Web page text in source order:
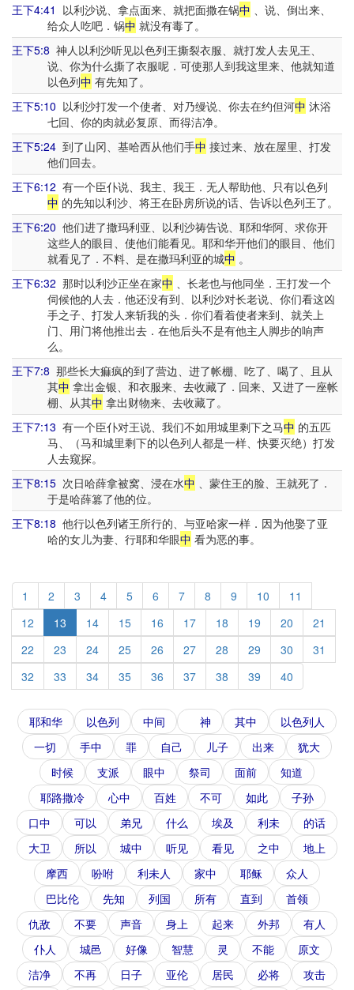
王下4:41 以利沙说、拿点面来、就把面撒在锅中 、说、倒出来、
给众人吃吧．锅中 就没有毒了。
王下5:8 神人以利沙听见以色列王撕裂衣服、就打发人去见王、
说、你为什么撕了衣服呢．可使那人到我这里来、他就知道
以色列中 有先知了。
王下5:10 以利沙打发一个使者、对乃缦说、你去在约但河中 沐浴
七回、你的肉就必复原、而得洁净。
王下5:24 到了山冈、基哈西从他们手中 接过来、放在屋里、打发
他们回去。
王下6:12 有一个臣仆说、我主、我王．无人帮助他、只有以色列
中 的先知以利沙、将王在卧房所说的话、告诉以色列王了。
王下6:20 他们进了撒玛利亚、以利沙祷告说、耶和华阿、求你开
这些人的眼目、使他们能看见。耶和华开他们的眼目、他们
就看见了．不料、是在撒玛利亚的城中 。
王下6:32 那时以利沙正坐在家中 、长老也与他同坐．王打发一个
伺候他的人去．他还没有到、以利沙对长老说、你们看这凶
手之子、打发人来斩我的头．你们看着使者来到、就关上
门、用门将他推出去．在他后头不是有他主人脚步的响声
么。
王下7:8 那些长大痲疯的到了营边、进了帐棚、吃了、喝了、且从
其中 拿出金银、和衣服来、去收藏了．回来、又进了一座帐
棚、从其中 拿出财物来、去收藏了。
王下7:13 有一个臣仆对王说、我们不如用城里剩下之马中 的五匹
马、（马和城里剩下的以色列人都是一样、快要灭绝）打发
人去窥探。
王下8:15 次日哈薛拿被窝、浸在水中 、蒙住王的脸、王就死了．
于是哈薛篡了他的位。
王下8:18 他行以色列诸王所行的、与亚哈家一样．因为他娶了亚
哈的女儿为妻、行耶和华眼中 看为恶的事。
1 2 3 4 5 6 7 8 9 10
11
12
13 14 15 16 17 18 19 20
21
22
23 24 25 26 27 28 29 30
31
32
33 34 35 36 37 38 39 40
耶和华 以色列 中间 神 其中
以色列人
一切
手中 罪 自己 儿子 出来
犹大
时候
支派 眼中 祭司 面前
知道
耶路撒冷
心中 百姓 不可 如此
子孙
口中
可以 弟兄 什么 埃及 利未
的话
大卫
所以 城中 听见 看见 之中
地上
摩西
吩咐 利未人 家中 耶稣
众人
巴比伦
先知 列国 所有 直到
首领
仇敌
不要 声音 身上 起来 外邦
有人
仆人
城邑 好像 智慧 灵 不能
原文
洁净
不再 日子 亚伦 居民 必将 攻击